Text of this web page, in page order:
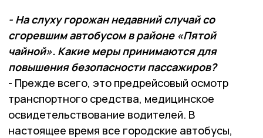
- На слуху горожан недавний случай со
сгоревшим автобусом в районе «Пятой
чайной». Какие меры принимаются для
повышения безопасности пассажиров?
- Прежде всего, это предрейсовый осмотр
транспортного средства, медицинское
освидетельствование водителей. В
настоящее время все городские автобусы,